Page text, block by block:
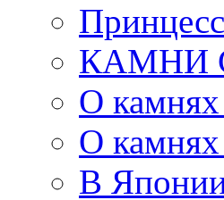
КАМНИ
О
О
В